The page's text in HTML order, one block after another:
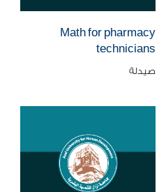
Math for pharmacy
technicians
صيدلة